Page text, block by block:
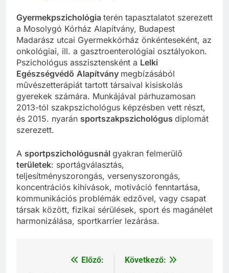
Gyermekpszichológia terén tapasztalatot szerezett
a Mosolygó Kórház Alapítvány, Budapest
Madarász utcai Gyermekkórház önkénteseként, az
onkológiai, ill. a gasztroenterológiai osztályokon.
Pszichológus asszisztensként a Lelki
Egészségvédő Alapítvány megbízásából
művészetterápiát tartott társaival kisiskolás
gyerekek számára. Munkájával párhuzamosan
2013-tól szakpszichológus képzésben vett részt,
és 2015. nyarán sportszakpszichológus diplomát
szerezett.
A sportpszichológusnál gyakran felmerülő
területek: sportágválasztás,
teljesítményszorongás, versenyszorongás,
koncentrációs kihívások, motiváció fenntartása,
kommunikációs problémák edzővel, vagy csapat
társak között, fizikai sérülések, sport és magánélet
harmonizálása, sportkarrier lezárása.
BejegyzésElőző:
Következő: